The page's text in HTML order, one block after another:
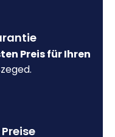
Preis für Ihren